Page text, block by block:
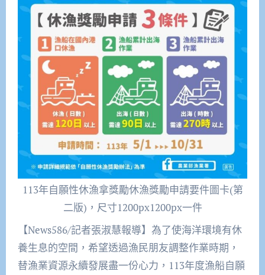
113年自願性休漁拿獎勵休漁獎勵申請要件圖卡(第
二版)，尺寸1200px1200px一件
【News586/記者張淑慧報導】為了使海洋環境有休
養生息的空間，希望透過漁民朋友調整作業時期，
替漁業資源永續發展盡一份心力，113年度漁船自願